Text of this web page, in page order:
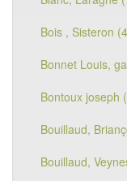
Bois , Sisteron
Bonnet Louis,
Bontoux joseph
Bouillaud,
Bouillaud,